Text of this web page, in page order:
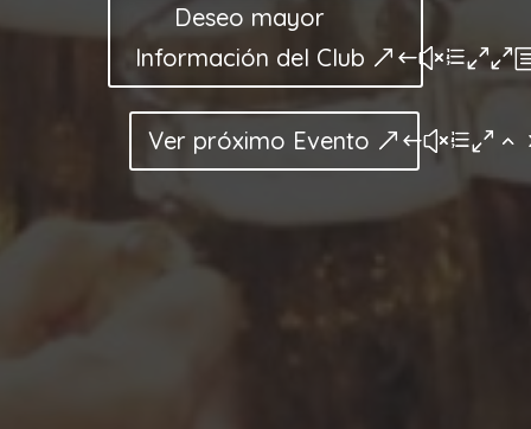
Deseo mayor
Información del Club
Ver próximo Evento